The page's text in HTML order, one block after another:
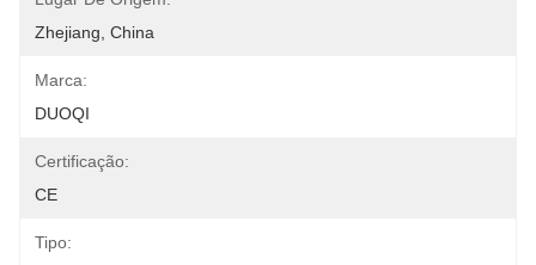
Zhejiang, China
Marca:
DUOQI
Certificação:
CE
Tipo: